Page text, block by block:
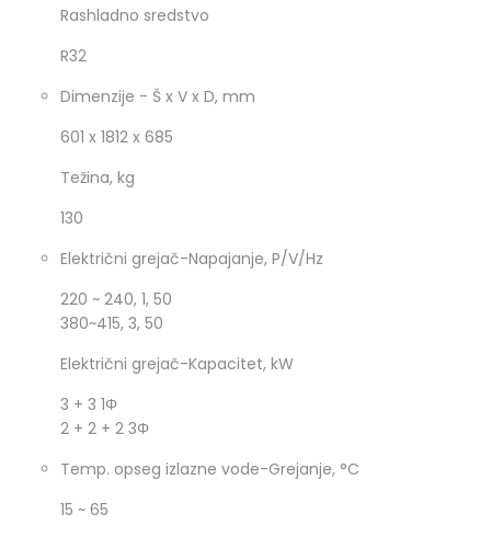
Rashladno sredstvo
R32
Dimenzije - Š x V x D, mm
601 x 1812 x 685
Težina, kg
130
Električni grejač-Napajanje, P/V/Hz
220 ~ 240, 1, 50
380~415, 3, 50
Električni grejač-Kapacitet, kW
3 + 3 1Φ
2 + 2 + 2 3Φ
Temp. opseg izlazne vode-Grejanje, °C
15 ~ 65